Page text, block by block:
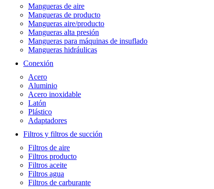
Mangueras de aire
Mangueras de producto
Mangueras aire/producto
Mangueras alta presión
Mangueras para máquinas de insuflado
Mangueras hidráulicas
Conexión
Acero
Aluminio
Acero inoxidable
Latón
Plástico
Adaptadores
Filtros y filtros de succión
Filtros de aire
Filtros producto
Filtros aceite
Filtros agua
Filtros de carburante